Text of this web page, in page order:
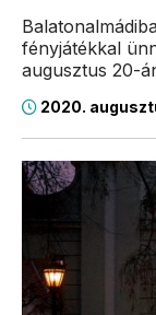
fényjátékkal
augusztus 20-
2020.